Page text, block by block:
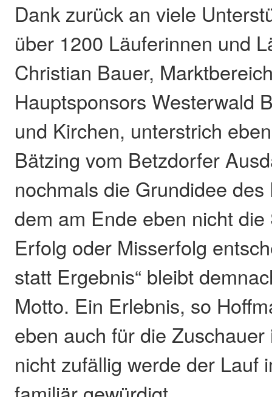
Dank zurück an viele
über 1200 Läuferinnen und
Christian Bauer,
Hauptsponsors Westerwald
und Kirchen, unterstrich
Bätzing vom Betzdorfer
nochmals die Grundidee
dem am Ende eben nicht
Erfolg oder Misserfolg
statt Ergebnis“ bleibt
Motto. Ein Erlebnis, so
eben auch für die
nicht zufällig werde der Lauf